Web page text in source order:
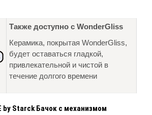
Также доступно с WonderGliss
Керамика, покрытая WonderGliss,
будет оставаться гладкой,
привлекательной и чистой в
течение долгого времени
by Starck Бачок с механизмом